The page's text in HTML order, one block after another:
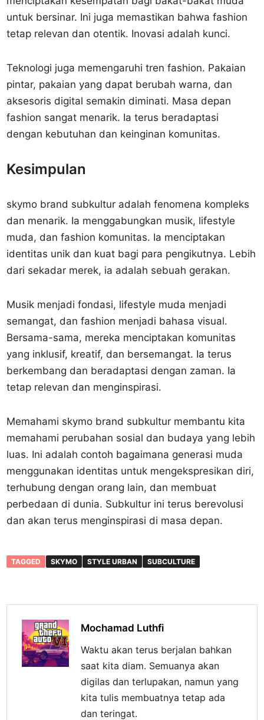
untuk bersinar. Ini juga memastikan bahwa fashion
tetap relevan dan otentik. Inovasi adalah kunci.
Teknologi juga memengaruhi tren fashion. Pakaian
pintar, pakaian yang dapat berubah warna, dan
aksesoris digital semakin diminati. Masa depan
fashion sangat menarik. Ia terus beradaptasi
dengan kebutuhan dan keinginan komunitas.
Kesimpulan
skymo brand subkultur adalah fenomena kompleks
dan menarik. Ia menggabungkan musik, lifestyle
muda, dan fashion komunitas. Ia menciptakan
identitas unik dan kuat bagi para pengikutnya. Lebih
dari sekadar merek, ia adalah sebuah gerakan.
Musik menjadi fondasi, lifestyle muda menjadi
semangat, dan fashion menjadi bahasa visual.
Bersama-sama, mereka menciptakan komunitas
yang inklusif, kreatif, dan bersemangat. Ia terus
berkembang dan beradaptasi dengan zaman. Ia
tetap relevan dan menginspirasi.
Memahami skymo brand subkultur membantu kita
memahami perubahan sosial dan budaya yang lebih
luas. Ini adalah contoh bagaimana generasi muda
menggunakan identitas untuk mengekspresikan diri,
terhubung dengan orang lain, dan membuat
perbedaan di dunia. Subkultur ini terus berevolusi
dan akan terus menginspirasi di masa depan.
TAGGED SKYMO STYLE URBAN SUBCULTURE
Mochamad Luthfi
Waktu akan terus berjalan bahkan
saat kita diam. Semuanya akan
digilas dan terlupakan, namun yang
kita tulis membuatnya tetap ada
dan teringat.